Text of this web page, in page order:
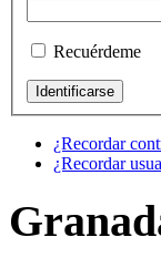
Recuérdeme
¿Recordar
¿Recordar